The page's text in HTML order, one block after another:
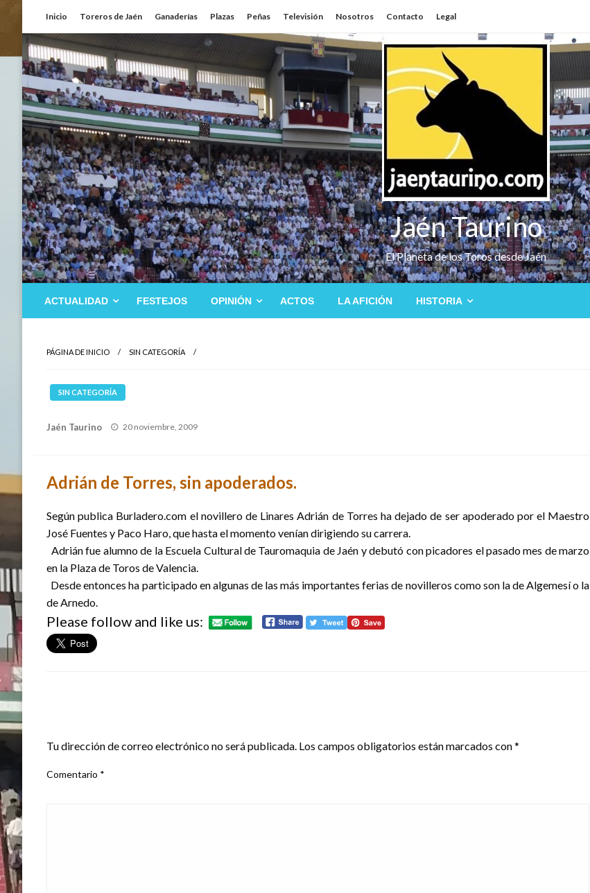
contenido
Inicio Toreros de Jaén Ganaderías Plazas Peñas Televisión Nosotros Contacto Legal
Jaén Taurino
El Planeta de los Toros desde Jaén
ACTUALIDAD FESTEJOS OPINIÓN ACTOS LA AFICIÓN HISTORIA
PÁGINA DE INICIO SIN CATEGORÍA
SIN CATEGORÍA
Jaén Taurino
Publicado
20 noviembre, 2009
Adrián de Torres, sin apoderados.
Según publica Burladero.com el novillero de Linares Adrián de Torres ha dejado de ser apoderado por el Maestro
José Fuentes y Paco Haro, que hasta el momento venían dirigiendo su carrera.
Adrián fue alumno de la Escuela Cultural de Tauromaquia de Jaén y debutó con picadores el pasado mes de marzo
en la Plaza de Toros de Valencia.
Desde entonces ha participado en algunas de las más importantes ferias de novilleros como son la de Algemesí o la
de Arnedo.
Please follow and like us:
Tu dirección de correo electrónico no será publicada. Los campos obligatorios están marcados con*
Comentario *